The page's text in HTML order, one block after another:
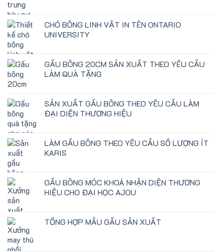
CHÓ BÔNG LINH VẬT IN TÊN ONTARIO
UNIVERSITY
GẤU BÔNG 20CM SẢN XUẤT THEO YÊU CẦU
LÀM QUÀ TẶNG
SẢN XUẤT GẤU BÔNG THEO YÊU CẦU LÀM
ĐẠI DIỆN THƯƠNG HIỆU
LÀM GẤU BÔNG THEO YÊU CẦU SỐ LƯỢNG ÍT
KARIS
GẤU BÔNG MÓC KHOÁ NHẬN DIỆN THƯƠNG
HIỆU CHO ĐẠI HỌC AJOU
TỔNG HỢP MẪU GẤU SẢN XUẤT